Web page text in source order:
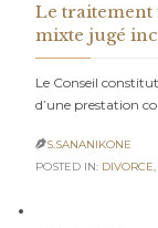
Le traitement
mixte jugé
Le Conseil
d’une prestation
S.SANANIKONE
POSTED IN: DIVORCE